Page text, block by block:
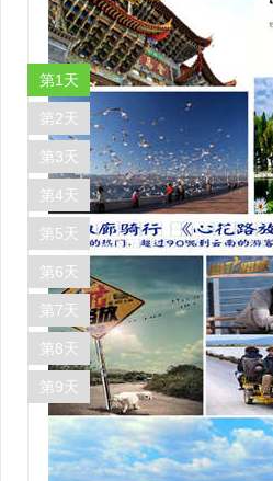
第1天
第2天
第3天
第4天
第5天
第6天
第7天
第8天
第9天